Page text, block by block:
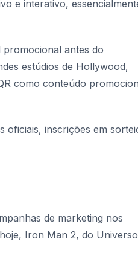
e interativo,
promocional antes do
estúdios de Hollywood,
como conteúdo
oficiais, inscrições em
de marketing nos
Iron Man 2, do Universo